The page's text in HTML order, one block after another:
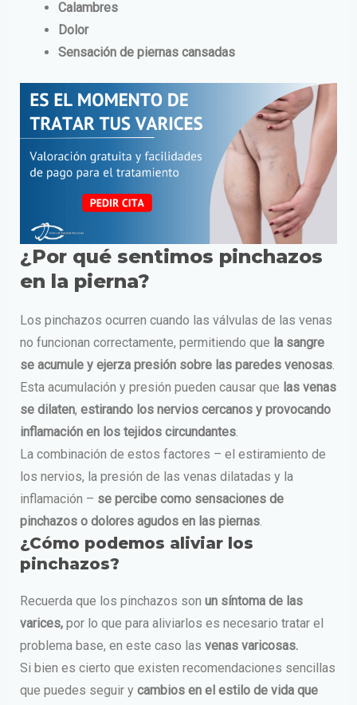
Calambres
Dolor
Sensación de piernas cansadas
¿Por qué sentimos pinchazos
en la pierna?
Los pinchazos ocurren cuando las válvulas de las venas
no funcionan correctamente, permitiendo que la sangre
se acumule y ejerza presión sobre las paredes venosas.
Esta acumulación y presión pueden causar que las venas
se dilaten, estirando los nervios cercanos y provocando
inflamación en los tejidos circundantes.
La combinación de estos factores – el estiramiento de
los nervios, la presión de las venas dilatadas y la
inflamación – se percibe como sensaciones de
pinchazos o dolores agudos en las piernas.
¿Cómo podemos aliviar los
pinchazos?
Recuerda que los pinchazos son un síntoma de las
varices,por lo que para aliviarlos es necesario tratar el
problema base, en este caso las venas varicosas.
Si bien es cierto que existen recomendaciones sencillas
que puedes seguir y cambios en el estilo de vida que